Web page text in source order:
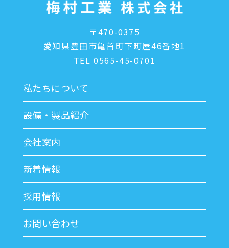
〒470-0375
愛知県豊田市亀首町下町屋46番地1
TEL 0565-45-0701
私たちについて
設備・製品紹介
会社案内
新着情報
採用情報
お問い合わせ